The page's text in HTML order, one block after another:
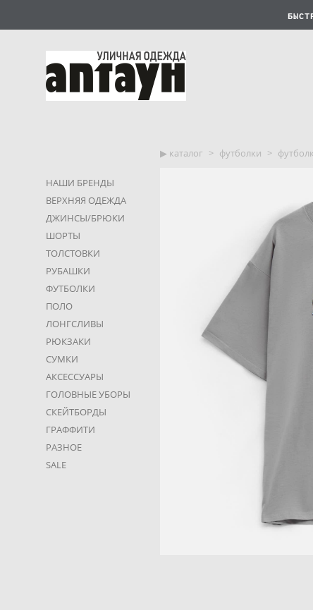
НАШИ БРЕНДЫ
ВЕРХНЯЯ ОДЕЖДА
ДЖИНСЫ/БРЮКИ
ШОРТЫ
ТОЛСТОВКИ
РУБАШКИ
ФУТБОЛКИ
ПОЛО
ЛОНГСЛИВЫ
РЮКЗАКИ
СУМКИ
АКСЕССУАРЫ
ГОЛОВНЫЕ УБОРЫ
СКЕЙТБОРДЫ
ГРАФФИТИ
РАЗНОЕ
SALE
▶︎ каталог > футболки >